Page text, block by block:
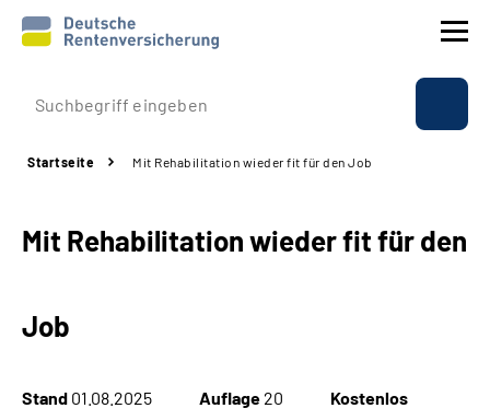
Prävention
Rente
Startseite Mit Rehabilitation wieder fit für den Job
Mit Rehabilitation wieder fit für den
Job
Stand 01.08.2025 Auflage 20 Kostenlos